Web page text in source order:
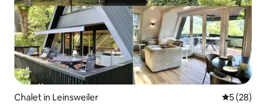
Chalet in Leinsweiler
5 (28)